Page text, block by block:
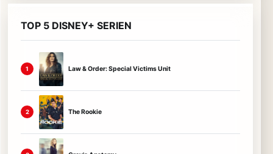
TOP 5 DISNEY+ SERIEN
1 Law & Order: Special Victims Unit
2 The Rookie